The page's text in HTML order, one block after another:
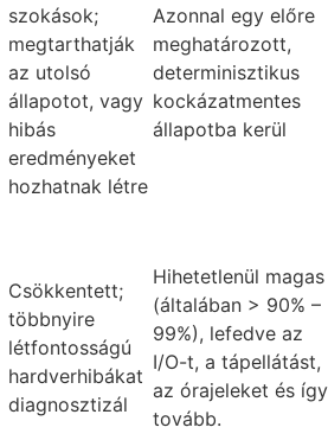
szokások;
megtarthatják
az utolsó
állapotot, vagy
hibás
eredményeket
hozhatnak létre
Azonnal egy előre
meghatározott,
determinisztikus
kockázatmentes
állapotba kerül
Csökkentett;
többnyire
létfontosságú
hardverhibákat
diagnosztizál
Hihetetlenül magas
(általában > 90% –
99%), lefedve az
I/O-t, a tápellátást,
az órajeleket és így
tovább.